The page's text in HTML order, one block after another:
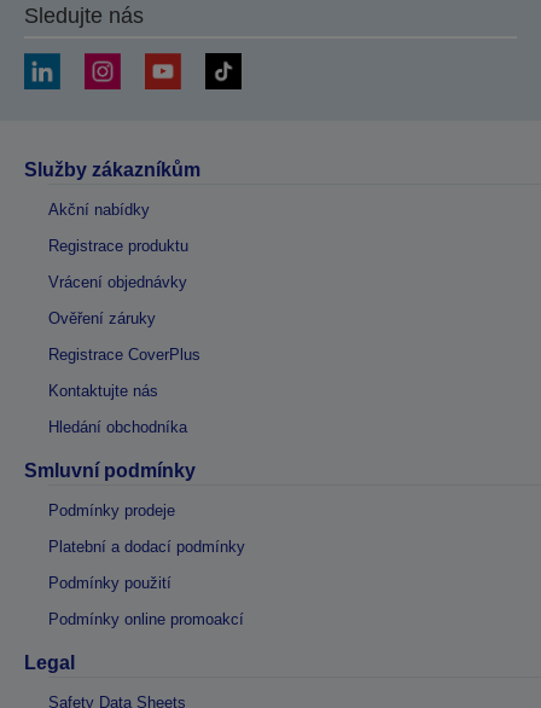
Sledujte nás
Služby zákazníkům
Akční nabídky
Registrace produktu
Vrácení objednávky
Ověření záruky
Registrace CoverPlus
Kontaktujte nás
Hledání obchodníka
Smluvní podmínky
Podmínky prodeje
Platební a dodací podmínky
Podmínky použití
Podmínky online promoakcí
Legal
Safety Data Sheets